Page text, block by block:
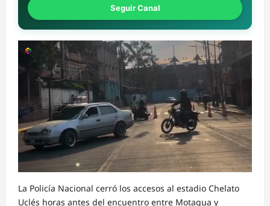
Seguir Canal
La Policía Nacional cerró los accesos al estadio Chelato
Uclés horas antes del encuentro entre Motagua y